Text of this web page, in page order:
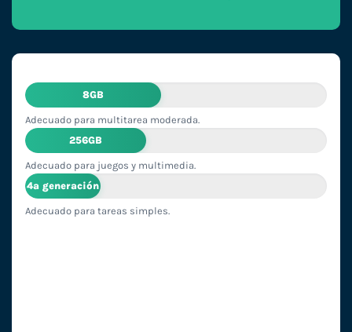
8GB
Adecuado para multitarea moderada.
256GB
Adecuado para juegos y multimedia.
4ª generación
Adecuado para tareas simples.